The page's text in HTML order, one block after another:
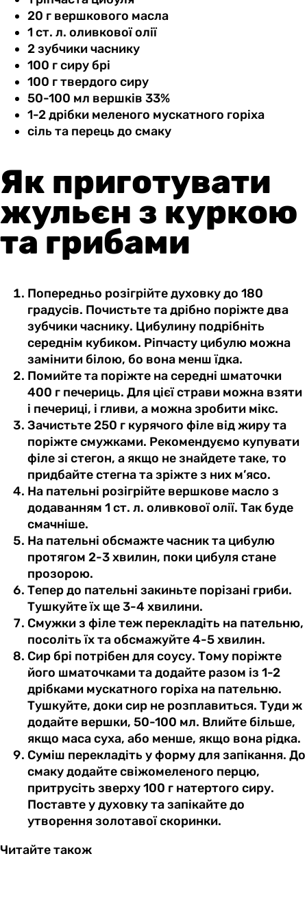
20 г вершкового масла
1 ст. л. оливкової олії
2 зубчики часнику
100 г сиру брі
100 г твердого сиру
50-100 мл вершків 33%
1-2 дрібки меленого мускатного горіха
сіль та перець до смаку
Як приготувати
жульєн з куркою
та грибами
Попередньо розігрійте духовку до 180
градусів. Почистьте та дрібно поріжте два
зубчики часнику. Цибулину подрібніть
середнім кубиком. Ріпчасту цибулю можна
замінити білою, бо вона менш їдка.
Помийте та поріжте на середні шматочки
400 г печериць. Для цієї страви можна взяти
і печериці, і гливи, а можна зробити мікс.
Зачистьте 250 г курячого філе від жиру та
поріжте смужками. Рекомендуємо купувати
філе зі стегон, а якщо не знайдете таке, то
придбайте стегна та зріжте з них м’ясо.
На пательні розігрійте вершкове масло з
додаванням 1 ст. л. оливкової олії. Так буде
смачніше.
На пательні обсмажте часник та цибулю
протягом 2-3 хвилин, поки цибуля стане
прозорою.
Тепер до пательні закиньте порізані гриби.
Тушкуйте їх ще 3-4 хвилини.
Смужки з філе теж перекладіть на пательню,
посоліть їх та обсмажуйте 4-5 хвилин.
Сир брі потрібен для соусу. Тому поріжте
його шматочками та додайте разом із 1-2
дрібками мускатного горіха на пательню.
Тушкуйте, доки сир не розплавиться. Туди ж
додайте вершки, 50-100 мл. Влийте більше,
якщо маса суха, або менше, якщо вона рідка.
Суміш перекладіть у форму для запікання. До
смаку додайте свіжомеленого перцю,
притрусіть зверху 100 г натертого сиру.
Поставте у духовку та запікайте до
утворення золотавої скоринки.
Читайте також